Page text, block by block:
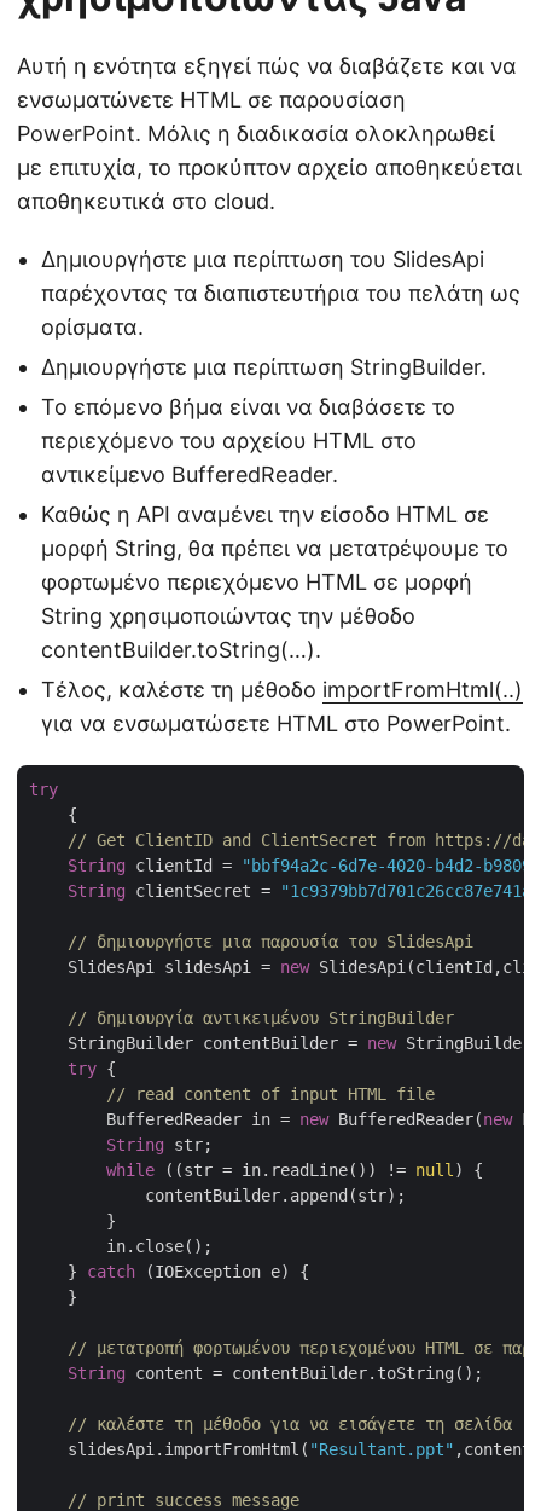
Αυτή η ενότητα εξηγεί πώς να διαβάζετε και να
ενσωματώνετε HTML σε παρουσίαση
PowerPoint. Μόλις η διαδικασία ολοκληρωθεί
με επιτυχία, το προκύπτον αρχείο αποθηκεύεται
αποθηκευτικά στο cloud.
Δημιουργήστε μια περίπτωση του SlidesApi
παρέχοντας τα διαπιστευτήρια του πελάτη ως
ορίσματα.
Δημιουργήστε μια περίπτωση StringBuilder.
Το επόμενο βήμα είναι να διαβάσετε το
περιεχόμενο του αρχείου HTML στο
αντικείμενο BufferedReader.
Καθώς η API αναμένει την είσοδο HTML σε
μορφή String, θα πρέπει να μετατρέψουμε το
φορτωμένο περιεχόμενο HTML σε μορφή
String χρησιμοποιώντας την μέθοδο
contentBuilder.toString(…).
Τέλος, καλέστε τη μέθοδο importFromHtml(..)
για να ενσωματώσετε HTML στο PowerPoint.
try
    {
// Get ClientID and ClientSecret from https://
String clientId =
"bbf94a2c-6d7e-4020-b4d2-
String clientSecret =
// δημιουργήστε μια παρουσία του SlidesApi
    SlidesApi slidesApi =
new
// δημιουργία αντικειμένου StringBuilder
    StringBuilder contentBuilder =
new
try {
// read content of input HTML file
        BufferedReader in =
new BufferedReader(new
String str;
while ((str = in.readLine()) != null ) {
            contentBuilder.append(str);
        }
        in.close();
    }
catch (IOException e) {
    }
// μετατροπή φορτωμένου περιεχομένου HTML σε
String content = contentBuilder.toString();
// καλέστε τη μέθοδο για να εισάγετε τη σελίδα
    slidesApi.importFromHtml(
"Resultant.ppt"
// print success message